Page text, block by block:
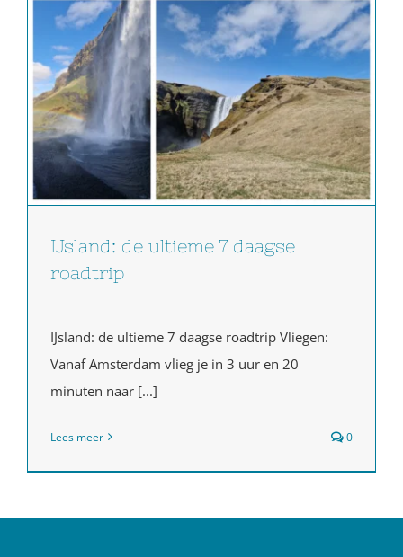
IJsland: de ultieme 7 daagse
roadtrip
IJsland: de ultieme 7 daagse roadtrip Vliegen:
Vanaf Amsterdam vlieg je in 3 uur en 20
minuten naar [...]
Lees meer 0